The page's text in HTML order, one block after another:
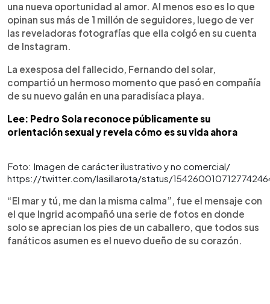
una nueva oportunidad al amor. Al menos eso es lo que
opinan sus más de 1 millón de seguidores, luego de ver
las reveladoras fotografías que ella colgó en su cuenta
de Instagram.
La exesposa del fallecido, Fernando del solar,
compartió un hermoso momento que pasó en compañía
de su nuevo galán en una paradisíaca playa.
Lee: Pedro Sola reconoce públicamente su
orientación sexual y revela cómo es su vida ahora
Foto: Imagen de carácter ilustrativo y no comercial/
https://twitter.com/lasillarota/status/
“El mar y tú, me dan la misma calma”, fue el mensaje con
el que Ingrid acompañó una serie de fotos en donde
solo se aprecian los pies de un caballero, que todos sus
fanáticos asumen es el nuevo dueño de su corazón.